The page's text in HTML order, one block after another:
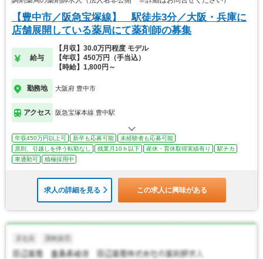
【豊中市／阪急宝塚線】 駅徒歩3分／大阪・兵庫に
店舗展開している薬局にて薬剤師の募集
給与
【月収】30.0万円程度 モデル
【年収】450万円（手当込）
【時給】1,800円～
勤務地 大阪府 豊中市
アクセス 阪急宝塚本線 豊中駅
年収450万円以上可 新卒も応募可能
未経験者も応募可能
原則、引越しを伴う転勤なし
残業月10ｈ以下 産休・育休取得実績有り
駅チカ
車通勤可
積極採用中
求人の詳細を見る この求人に興味がある